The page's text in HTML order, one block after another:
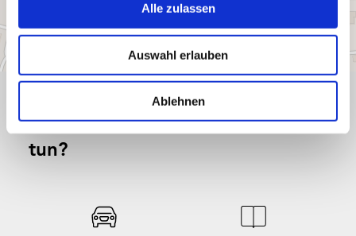
Alle zulassen
Auswahl erlauben
Ablehnen
Was möchten Sie als nächstes
tun?